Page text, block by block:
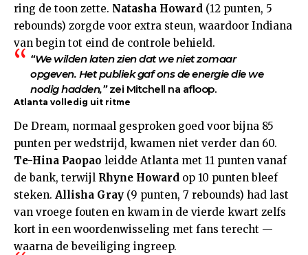
ring de toon zette. Natasha Howard (12 punten, 5
rebounds) zorgde voor extra steun, waardoor Indiana
van begin tot eind de controle behield.
“We wilden laten zien dat we niet zomaar
opgeven. Het publiek gaf ons de energie die we
nodig hadden,”zei Mitchell na afloop.
Atlanta volledig uit ritme
De Dream, normaal gesproken goed voor bijna 85
punten per wedstrijd, kwamen niet verder dan 60.
Te-Hina Paopao leidde Atlanta met 11 punten vanaf
de bank, terwijl Rhyne Howard op 10 punten bleef
steken. Allisha Gray (9 punten, 7 rebounds) had last
van vroege fouten en kwam in de vierde kwart zelfs
kort in een woordenwisseling met fans terecht —
waarna de beveiliging ingreep.